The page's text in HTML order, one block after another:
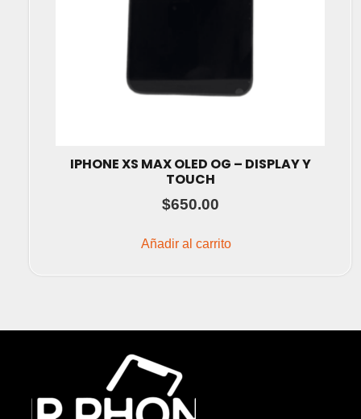
IPHONE XS MAX OLED OG – DISPLAY Y
TOUCH
$650.00
Añadir al carrito